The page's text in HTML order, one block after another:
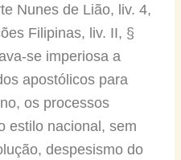
Nunes de Lião, liv. 4,
Filipinas, liv. II, §
se imperiosa a
apostólicos para
os processos
estilo nacional, sem
despesismo do